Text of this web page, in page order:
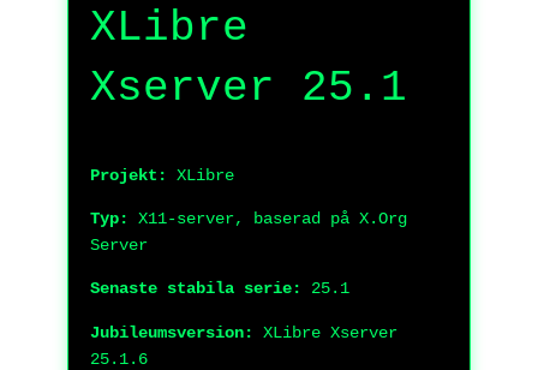
XLibre
Xserver 25.1
Projekt: XLibre
Typ:
X11-server, baserad på X.Org
Server
Senaste stabila serie: 25.1
Jubileumsversion:
XLibre Xserver
25.1.6